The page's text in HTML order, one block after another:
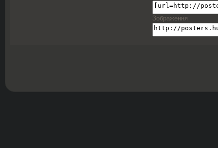
Зображення